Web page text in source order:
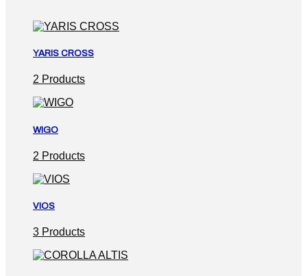
YARIS CROSS
2 Products
WIGO
2 Products
VIOS
3 Products